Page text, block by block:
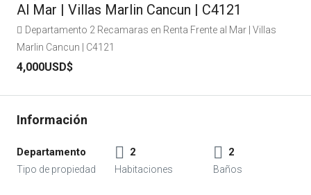
Al Mar | Villas Marlin Cancun | C4121
Departamento 2 Recamaras en Renta Frente al Mar | Villas
Marlin Cancun | C4121
4,000USD$
Departamento 2 2